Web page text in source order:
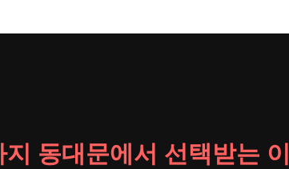
동대문에서 선택받는